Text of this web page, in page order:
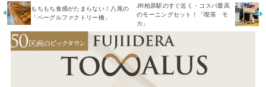
もちもち食感がたまらない！八尾の
「ベーグルファクトリー檜」
JR柏原駅のすぐ近く・コスパ最高
のモーニングセット！「喫茶 モ
カ」